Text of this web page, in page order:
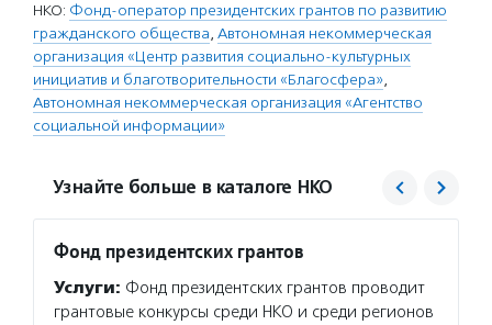
НКО: Фонд-оператор президентских грантов по развитию
гражданского общества, Автономная некоммерческая
организация «Центр развития социально-культурных
инициатив и благотворительности «Благосфера»,
Автономная некоммерческая организация «Агентство
социальной информации»
Узнайте больше в каталоге НКО
Фонд президентских грантов
Услуги: Фонд президентских грантов проводит
грантовые конкурсы среди НКО и среди регионов